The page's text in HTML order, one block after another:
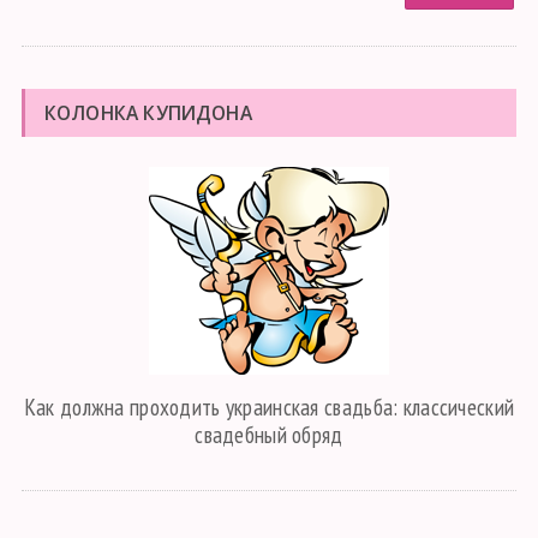
КОЛОНКА КУПИДОНА
Как должна проходить украинская свадьба: классический
свадебный обряд